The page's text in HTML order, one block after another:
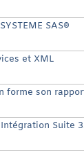
SAS®
et XML
forme son
Suite